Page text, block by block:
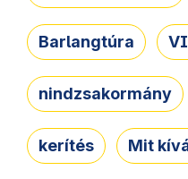
Barlangtúra
nindzsakormány
kerítés Mit